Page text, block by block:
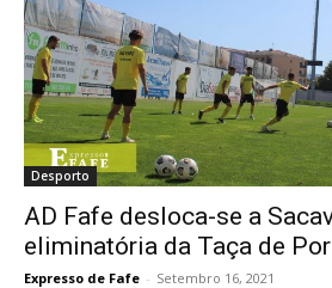
Desporto
AD Fafe desloca-se a
eliminatória da Taça de
Expresso de Fafe - Setembro 16, 2021